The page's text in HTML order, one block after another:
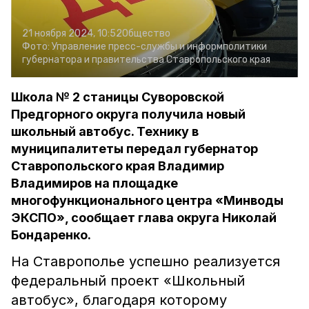
21 ноября 2024, 10:52Общество
Фото: Управление пресс-службы и информполитики
губернатора и правительства Ставропольского края
Школа № 2 станицы Суворовской
Предгорного округа получила новый
школьный автобус. Технику в
муниципалитеты передал губернатор
Ставропольского края Владимир
Владимиров на площадке
многофункционального центра «Минводы
ЭКСПО», сообщает глава округа Николай
Бондаренко.
На Ставрополье успешно реализуется
федеральный проект «Школьный
автобус», благодаря которому